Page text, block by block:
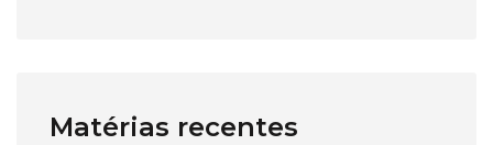
Matérias recentes